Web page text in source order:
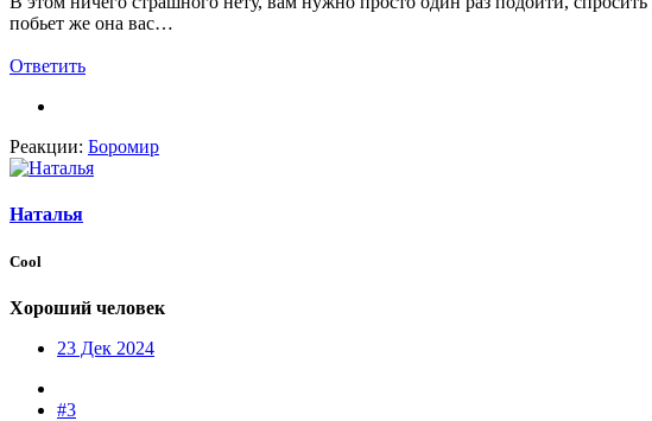
побьет же она вас…
Ответить
Реакции: Боромир
Наталья
Cool
Хороший человек
23 Дек 2024
#3